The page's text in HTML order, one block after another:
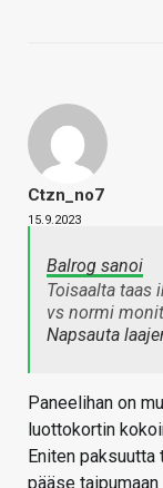
Ctzn_no7
15.9.2023
Balrog sanoi
Toisaalta taas
vs normi
Napsauta
Paneelihan on
luottokortin
Eniten
pääse taipumaan